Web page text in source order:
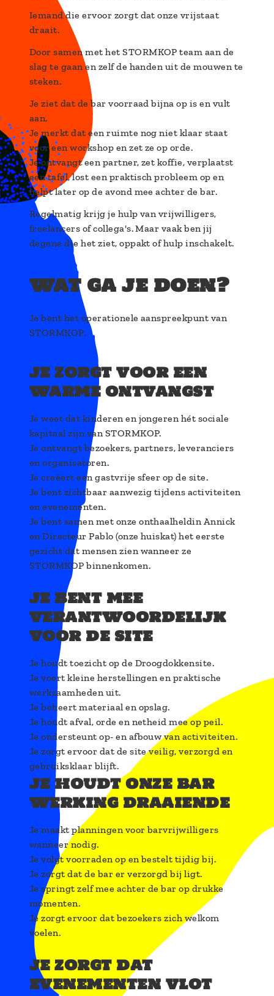
Iemand die ervoor zorgt dat onze vrijstaat
draait.
Door samen met het STORMKOP team aan de
slag te gaan en zelf de handen uit de mouwen te
steken.
Je ziet dat de bar voorraad bijna op is en vult
aan.
Je merkt dat een ruimte nog niet klaar staat
voor een workshop en zet ze op orde.
Je ontvangt een partner, zet koffie, verplaatst
een tafel, lost een praktisch probleem op en
helpt later op de avond mee achter de bar.
Regelmatig krijg je hulp van vrijwilligers,
freelancers of collega's. Maar vaak ben jij
degene die het ziet, oppakt of hulp inschakelt.
wat ga je doen?
Je bent het operationele aanspreekpunt van
STORMKOP.
je zorgt voor een
warme ontvangst
Je weet dat kinderen en jongeren hét sociale
kapitaal zijn van STORMKOP.
Je ontvangt bezoekers, partners, leveranciers
en organisatoren.
Je creëert een gastvrije sfeer op de site.
Je bent zichtbaar aanwezig tijdens activiteiten
en evenementen.
Je bent samen met onze onthaalheldin Annick
en Directeur Pablo (onze huiskat) het eerste
gezicht dat mensen zien wanneer ze
STORMKOP binnenkomen.
je bent mee
verantwoordelijk
voor de site
Je houdt toezicht op de Droogdokkensite.
Je voert kleine herstellingen en praktische
werkzaamheden uit.
Je beheert materiaal en opslag.
Je houdt afval, orde en netheid mee op peil.
Je ondersteunt op- en afbouw van activiteiten.
Je zorgt ervoor dat de site veilig, verzorgd en
gebruiksklaar blijft.
je houdt onze bar
werking draaiende
Je maakt planningen voor barvrijwilligers
wanneer nodig.
Je volgt voorraden op en bestelt tijdig bij.
Je zorgt dat de bar er verzorgd bij ligt.
Je springt zelf mee achter de bar op drukke
momenten.
Je zorgt ervoor dat bezoekers zich welkom
voelen.
je zorgt dat
evenementen vlot